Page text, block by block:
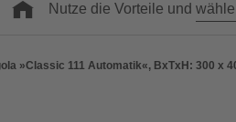
Nutze die Vorteile und
»Classic 111 Automatik«, BxTxH: 300 x